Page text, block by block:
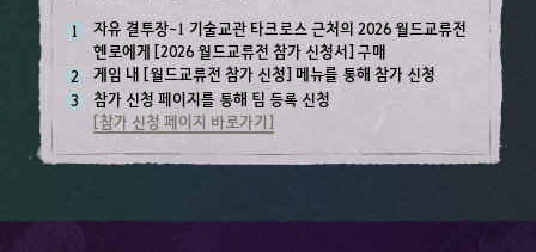
1
자유 결투장-1 기술교관 타크로스 근처의 2026 월드교류전
헨로에게[2026 월드교류전 참가 신청서]구매​
2
게임 내[월드교류전 참가 신청]메뉴를 통해 참가 신청 ​
3
참가 신청 페이지를 통해 팀 등록 신청
[참가 신청 페이지 바로가기]